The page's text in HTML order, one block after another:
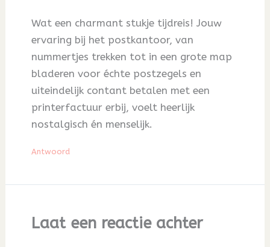
Wat een charmant stukje tijdreis! Jouw
ervaring bij het postkantoor, van
nummertjes trekken tot in een grote map
bladeren voor échte postzegels en
uiteindelijk contant betalen met een
printerfactuur erbij, voelt heerlijk
nostalgisch én menselijk.
Antwoord
Laat een reactie achter